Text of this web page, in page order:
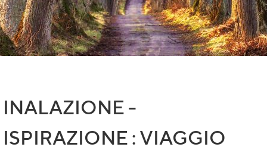
INALAZIONE -
ISPIRAZIONE : VIAGGIO